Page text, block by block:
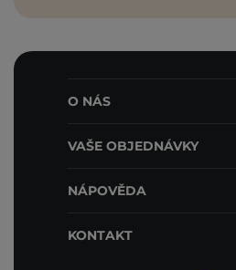
O NÁS
VAŠE OBJEDNÁVKY
NÁPOVĚDA
KONTAKT